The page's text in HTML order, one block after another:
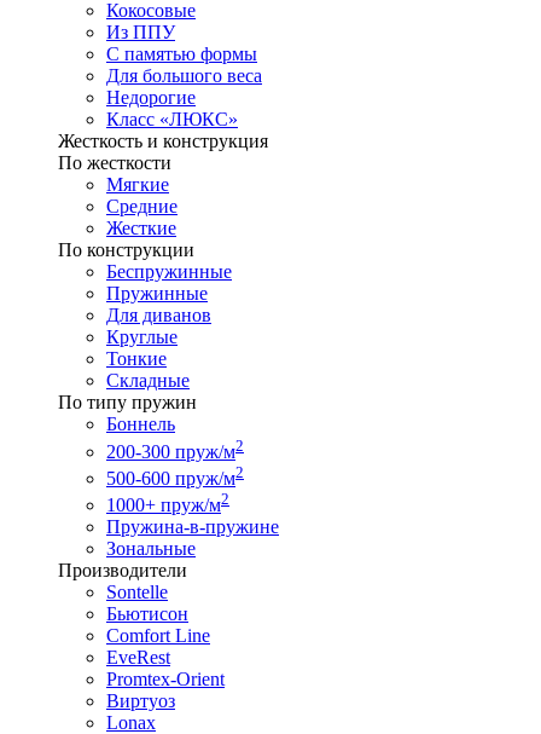
Кокосовые
Из ППУ
С памятью формы
Для большого веса
Недорогие
Класс «ЛЮКС»
Жесткость и конструкция
По жесткости
Мягкие
Средние
Жесткие
По конструкции
Беспружинные
Пружинные
Для диванов
Круглые
Тонкие
Складные
По типу пружин
Боннель
200-300 пруж/м2
500-600 пруж/м2
1000+ пруж/м2
Пружина-в-пружине
Зональные
Производители
Sontelle
Бьютисон
Comfort Line
EveRest
Promtex-Orient
Виртуоз
Lonax